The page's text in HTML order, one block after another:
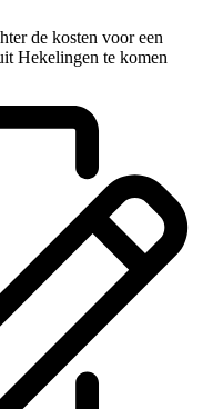
de kosten voor een
Hekelingen te komen